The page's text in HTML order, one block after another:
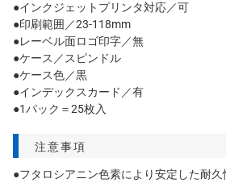
●インクジェットプリンタ対応／可
●印刷範囲／23-118mm
●レーベル面ロゴ印字／無
●ケース／スピンドル
●ケース色／黒
●インデックスカード／有
●1パック＝25枚入
注意事項
●フタロシアニン色素により安定した耐久